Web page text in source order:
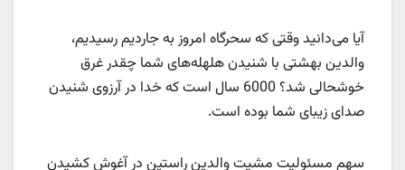
آیا می‌دانید وقتی که سحرگاه امروز به جاردیم رسیدیم،
والدین بهشتی با شنیدن هلهله‌های شما چقدر غرق
خوشحالی شد؟ 6000 سال است که خدا در آرزوی شنیدن
صدای زیبای شما بوده است.
سهم مسئولیت مشیت والدین راستین در آغوش کشیدن